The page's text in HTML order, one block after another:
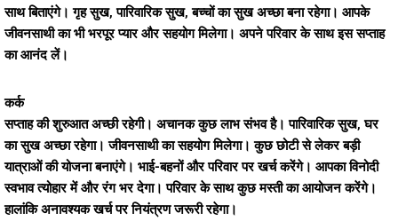
साथ बिताएंगे। गृह सुख, पारिवारिक सुख, बच्चों का सुख अच्छा बना रहेगा। आपके
जीवनसाथी का भी भरपूर प्यार और सहयोग मिलेगा। अपने परिवार के साथ इस सप्ताह
का आनंद लें।
कर्क
सप्ताह की शुरुआत अच्छी रहेगी। अचानक कुछ लाभ संभव है। पारिवारिक सुख, घर
का सुख अच्छा रहेगा। जीवनसाथी का सहयोग मिलेगा। कुछ छोटी से लेकर बड़ी
यात्राओं की योजना बनाएंगे। भाई-बहनों और परिवार पर खर्च करेंगे। आपका विनोदी
स्वभाव त्योहार में और रंग भर देगा। परिवार के साथ कुछ मस्ती का आयोजन करेंगे।
हालांकि अनावश्यक खर्च पर नियंत्रण जरूरी रहेगा।